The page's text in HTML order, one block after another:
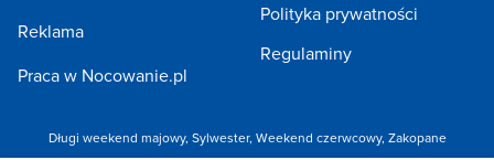
*Podane ceny dotyczą pobytów co najmniej 5 -
*Zalecana rezerwacja (konieczność wpłaty zadatku w
odnotowania wpłaty rezerwacja zostaje anulowana),
Reklama
Praca w Nocowanie.pl
Polityka prywatności
Regulaminy
Długi weekend majowy, Sylwester, Weekend czerwcowy, Zakopane